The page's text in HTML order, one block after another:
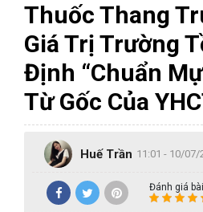
BỆNH DA LIỄU
BỆNH PHỤ KHOA
BỆNH XƯƠNG KHỚP
SỨC KHỎE GIỚI TÍNH
Thuốc Thang
Giá Trị Trường
Định “Chuẩn
Từ Gốc Của
Huế Trần 11:01 - 10/07/
Đánh giá